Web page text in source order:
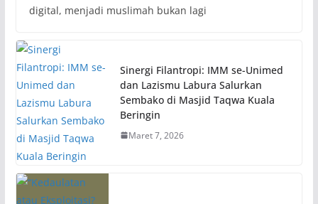
digital, menjadi muslimah bukan lagi
Sinergi Filantropi: IMM se-Unimed
dan Lazismu Labura Salurkan
Sembako di Masjid Taqwa Kuala
Beringin
Maret 7, 2026